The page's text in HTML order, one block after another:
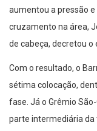
aumentou a pressão
cruzamento na área,
de cabeça, decretou o
Com o resultado, o
sétima colocação,
fase. Já o Grêmio
parte intermediária da